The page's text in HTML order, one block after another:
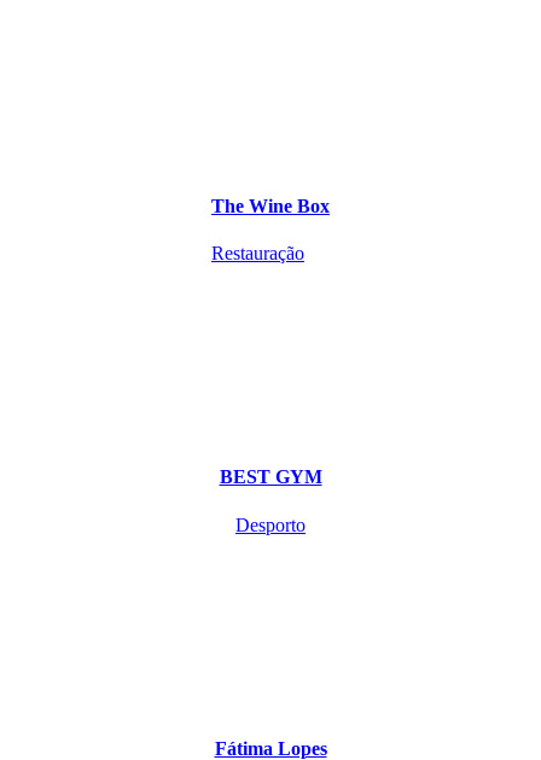
The Wine Box
Restauração
BEST GYM
Desporto
Fátima Lopes